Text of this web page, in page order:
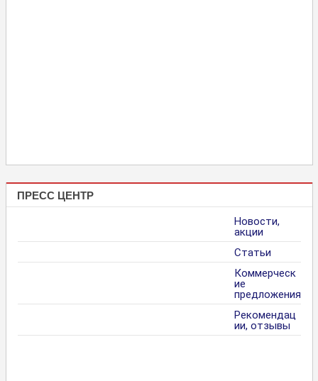
ПРЕСС ЦЕНТР
Новости,
акции
Статьи
Коммерческ
ие
предложения
Рекомендац
ии, отзывы